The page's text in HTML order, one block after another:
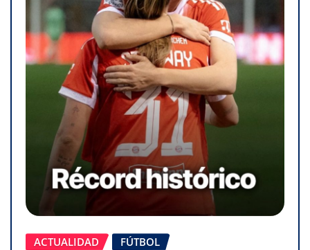
ACTUALIDAD
FÚTBOL